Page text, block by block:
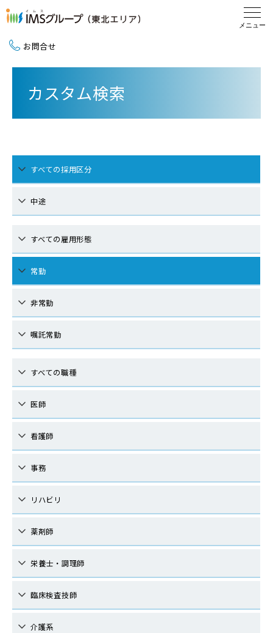
お問合せ
カスタム検索
すべての採用区分
中途
すべての雇用形態
常勤
非常勤
嘱託常勤
すべての職種
医師
看護師
事務
リハビリ
薬剤師
栄養士・調理師
臨床検査技師
介護系